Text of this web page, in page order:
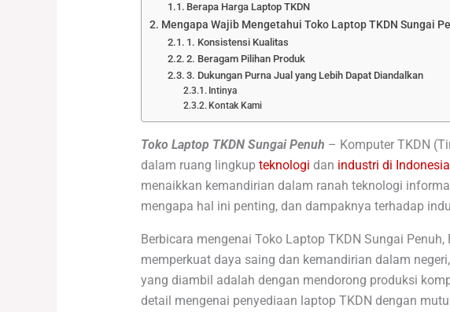
Berapa Harga Laptop TKDN
Mengapa Wajib Mengetahui Toko Laptop TKDN Sungai
1. Konsistensi Kualitas
2. Beragam Pilihan Produk
3. Dukungan Purna Jual yang Lebih Dapat Diandalkan
Intinya
Kontak Kami
Toko Laptop TKDN Sungai Penuh – Komputer TKDN
dalam ruang lingkup teknologi dan industri di Indonesia
menaikkan kemandirian dalam ranah teknologi
mengapa hal ini penting, dan dampaknya terhadap
Berbicara mengenai Toko Laptop TKDN Sungai
memperkuat daya saing dan kemandirian dalam
yang diambil adalah dengan mendorong produksi
detail mengenai penyediaan laptop TKDN dengan